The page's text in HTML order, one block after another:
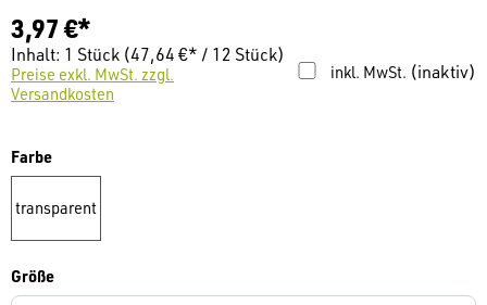
3,97 €*
Inhalt: 1 Stück (47,64 €* / 12 Stück)
inkl. MwSt. (inaktiv)
Preise exkl. MwSt. zzgl.
Versandkosten
Farbeauswählen
transparent
Größeauswählen